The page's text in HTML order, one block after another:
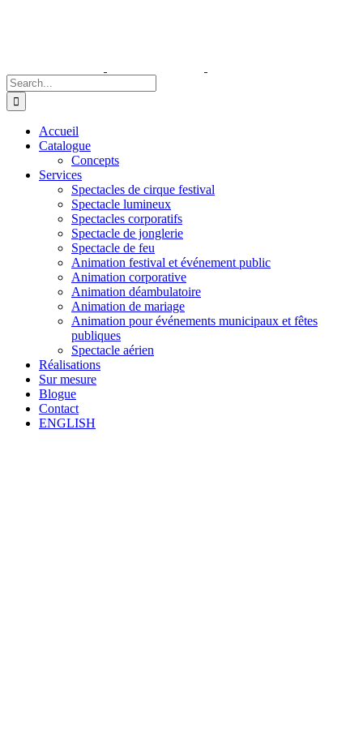
Search
for:
Accueil
Catalogue
Concepts
Services
Spectacles de cirque festival
Spectacle lumineux
Spectacles corporatifs
Spectacle de jonglerie
Spectacle de feu
Animation festival et événement public
Animation corporative
Animation déambulatoire
Animation de mariage
Animation pour événements municipaux et fêtes
publiques
Spectacle aérien
Réalisations
Sur mesure
Blogue
Contact
ENGLISH